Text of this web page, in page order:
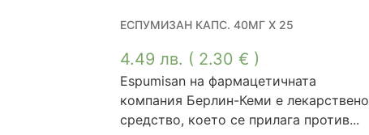
ЕСПУМИЗАН КАПС. 40МГ Х 25
4.49 лв. ( 2.30 € )
Espumisan на фармацетичната
компания Берлин-Кеми е лекарствено
средство, което се прилага против...